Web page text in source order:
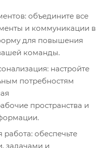
объедините все
и коммуникации в
для повышения
команды.
настройте
потребностям
пространства и
обеспечьте
задачами и